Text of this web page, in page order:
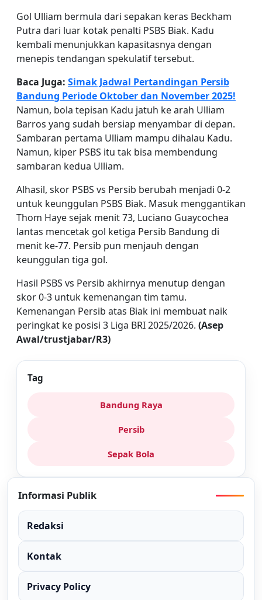
Gol Ulliam bermula dari sepakan keras Beckham
Putra dari luar kotak penalti PSBS Biak. Kadu
kembali menunjukkan kapasitasnya dengan
menepis tendangan spekulatif tersebut.
Baca Juga: Simak Jadwal Pertandingan Persib
Bandung Periode Oktober dan November 2025!
Namun, bola tepisan Kadu jatuh ke arah Ulliam
Barros yang sudah bersiap menyambar di depan.
Sambaran pertama Ulliam mampu dihalau Kadu.
Namun, kiper PSBS itu tak bisa membendung
sambaran kedua Ulliam.
Alhasil, skor PSBS vs Persib berubah menjadi 0-2
untuk keunggulan PSBS Biak. Masuk menggantikan
Thom Haye sejak menit 73, Luciano Guaycochea
lantas mencetak gol ketiga Persib Bandung di
menit ke-77. Persib pun menjauh dengan
keunggulan tiga gol.
Hasil PSBS vs Persib akhirnya menutup dengan
skor 0-3 untuk kemenangan tim tamu.
Kemenangan Persib atas Biak ini membuat naik
peringkat ke posisi 3 Liga BRI 2025/2026. (Asep
Awal/trustjabar/R3)
Tag
Bandung Raya
Persib
Sepak Bola
Informasi Publik
Redaksi
Kontak
Privacy Policy